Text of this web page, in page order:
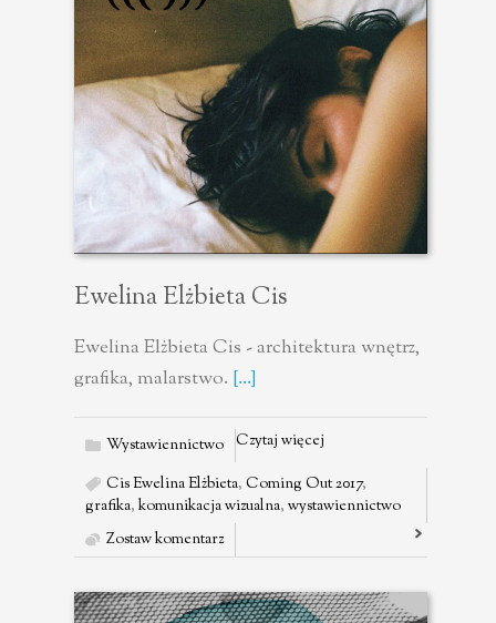
Ewelina Elżbieta Cis
Ewelina Elżbieta Cis - architektura wnętrz,
grafika, malarstwo. [...]
Wystawiennictwo
Cis Ewelina Elżbieta, Coming Out 2017,
grafika, komunikacja wizualna, wystawiennictwo
Zostaw komentarz
Czytaj więcej